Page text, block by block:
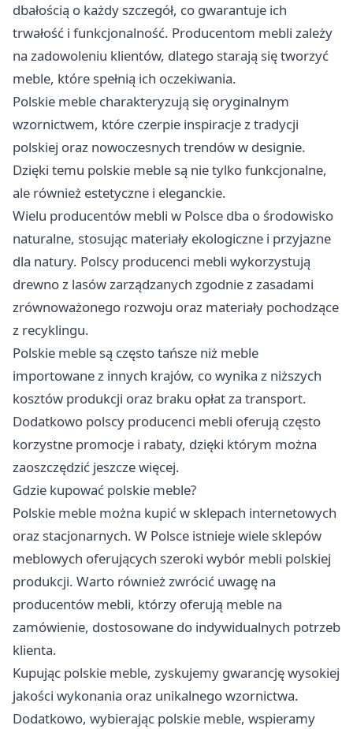
dbałością o każdy szczegół, co gwarantuje ich
trwałość i funkcjonalność. Producentom mebli zależy
na zadowoleniu klientów, dlatego starają się tworzyć
meble, które spełnią ich oczekiwania.
Polskie meble charakteryzują się oryginalnym
wzornictwem, które czerpie inspiracje z tradycji
polskiej oraz nowoczesnych trendów w designie.
Dzięki temu polskie meble są nie tylko funkcjonalne,
ale również estetyczne i eleganckie.
Wielu producentów mebli w Polsce dba o środowisko
naturalne, stosując materiały ekologiczne i przyjazne
dla natury. Polscy producenci mebli wykorzystują
drewno z lasów zarządzanych zgodnie z zasadami
zrównoważonego rozwoju oraz materiały pochodzące
z recyklingu.
Polskie meble są często tańsze niż meble
importowane z innych krajów, co wynika z niższych
kosztów produkcji oraz braku opłat za transport.
Dodatkowo polscy producenci mebli oferują często
korzystne promocje i rabaty, dzięki którym można
zaoszczędzić jeszcze więcej.
Gdzie kupować polskie meble?
Polskie meble można kupić w sklepach internetowych
oraz stacjonarnych. W Polsce istnieje wiele sklepów
meblowych oferujących szeroki wybór mebli polskiej
produkcji. Warto również zwrócić uwagę na
producentów mebli, którzy oferują meble na
zamówienie, dostosowane do indywidualnych potrzeb
klienta.
Kupując polskie meble, zyskujemy gwarancję wysokiej
jakości wykonania oraz unikalnego wzornictwa.
Dodatkowo, wybierając polskie meble, wspieramy